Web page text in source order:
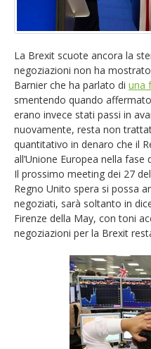
EUR/GBP
Ftse Mib
Altri
English version
La Brexit scuote ancora la
negoziazioni non ha
Barnier che ha parlato di una
smentendo quando
erano invece stati passi in
nuovamente, resta non
quantitativo in denaro che il
all’Unione Europea nella
Il prossimo meeting dei 27
Regno Unito spera si possa
negoziati, sarà soltanto in
Firenze della May, con toni
negoziazioni per la Brexit